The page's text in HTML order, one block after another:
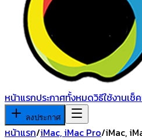
หน้าแรกประกาศทั้งหมดวิธีใช้งานเช็
ลงประกาศ
หน้าแรก/iMac, iMac Pro/iMac,